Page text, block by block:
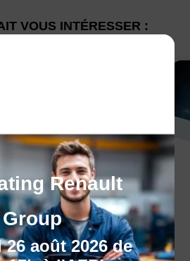
Renault
Group
26 août 2026 de
VOUS INTÉRESSER :
de formation
de pouce pour vous